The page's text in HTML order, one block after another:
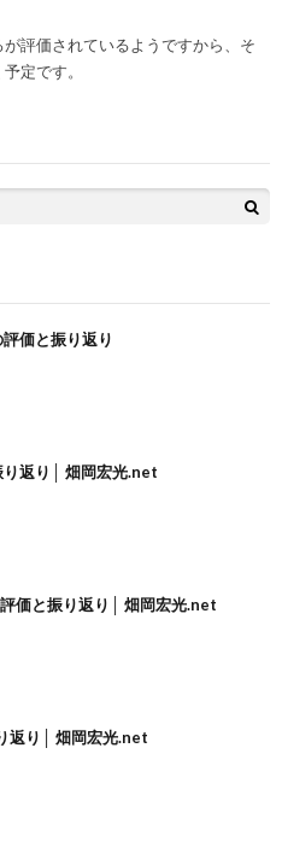
評価されているようですから、そ
定です。
価と振り返り
返り│ 畑岡宏光.net
価と振り返り│ 畑岡宏光.net
返り│ 畑岡宏光.net